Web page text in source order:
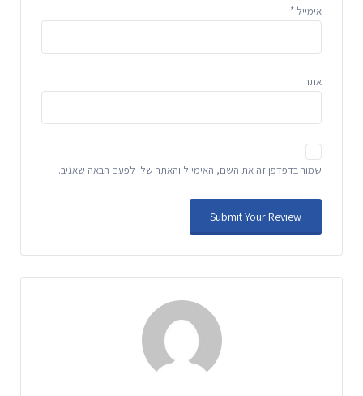
אימייל *
אתר
שמור בדפדפן זה את השם, האימייל והאתר שלי לפעם הבאה שאגיב.